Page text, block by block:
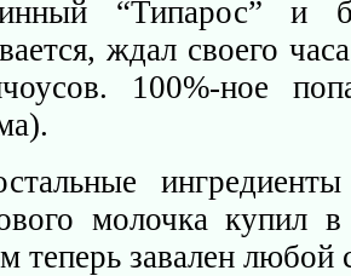
“Типарос” и
ждал своего
100%-ное
молочка купил
теперь завален любой